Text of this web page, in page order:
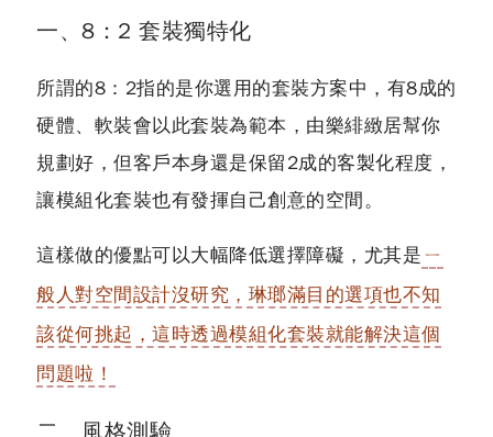
一、8：2 套裝獨特化
所謂的8：2指的是你選用的套裝方案中，有8成的
硬體、軟裝會以此套裝為範本，由樂緋緻居幫你
規劃好，但客戶本身還是保留2成的客製化程度，
讓模組化套裝也有發揮自己創意的空間。
這樣做的優點可以大幅降低選擇障礙，尤其是ㄧ
般人對空間設計沒研究，琳瑯滿目的選項也不知
該從何挑起，這時透過模組化套裝就能解決這個
問題啦！